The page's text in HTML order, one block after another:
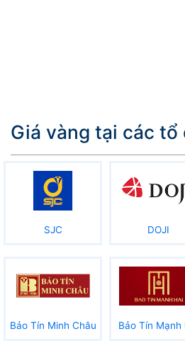
Giá vàng tại các tổ
SJC DOJI
Bảo Tín Minh Châu Bảo Tín Mạnh